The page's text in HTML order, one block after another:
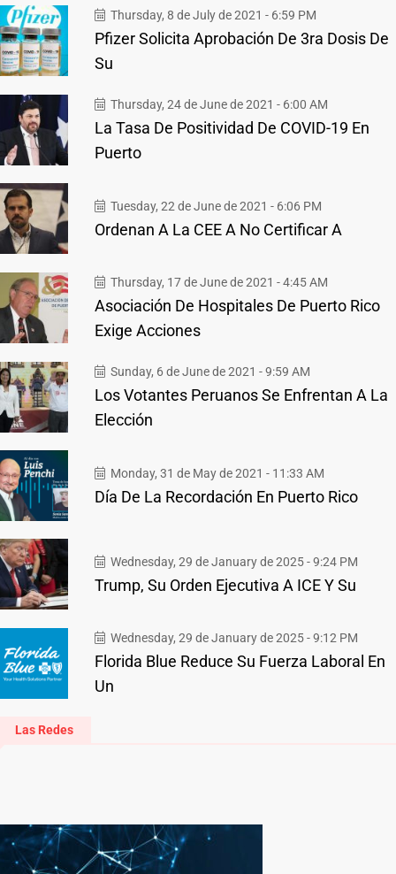
Thursday, 8 de July de 2021 - 6:59 PM
Pfizer Solicita Aprobación De 3ra Dosis De
Su
Thursday, 24 de June de 2021 - 6:00 AM
La Tasa De Positividad De COVID-19 En
Puerto
Tuesday, 22 de June de 2021 - 6:06 PM
Ordenan A La CEE A No Certificar A
Thursday, 17 de June de 2021 - 4:45 AM
Asociación De Hospitales De Puerto Rico
Exige Acciones
Sunday, 6 de June de 2021 - 9:59 AM
Los Votantes Peruanos Se Enfrentan A La
Elección
Monday, 31 de May de 2021 - 11:33 AM
Día De La Recordación En Puerto Rico
Wednesday, 29 de January de 2025 - 9:24 PM
Trump, Su Orden Ejecutiva A ICE Y Su
Wednesday, 29 de January de 2025 - 9:12 PM
Florida Blue Reduce Su Fuerza Laboral En
Un
Las Redes